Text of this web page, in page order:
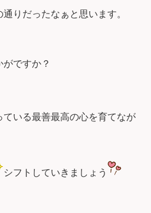
りだったなぁと思います。
ですか？
いる最善最高の心を育てなが
シフトしていきましょう